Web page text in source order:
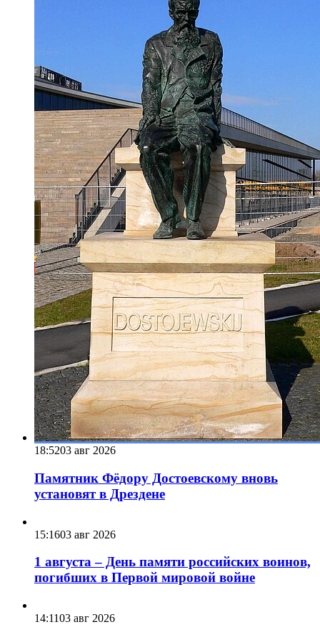
18:5203 авг 2026
Памятник Фёдору Достоевскому вновь
установят в Дрездене
15:1603 авг 2026
1 августа – День памяти российских воинов,
погибших в Первой мировой войне
14:1103 авг 2026